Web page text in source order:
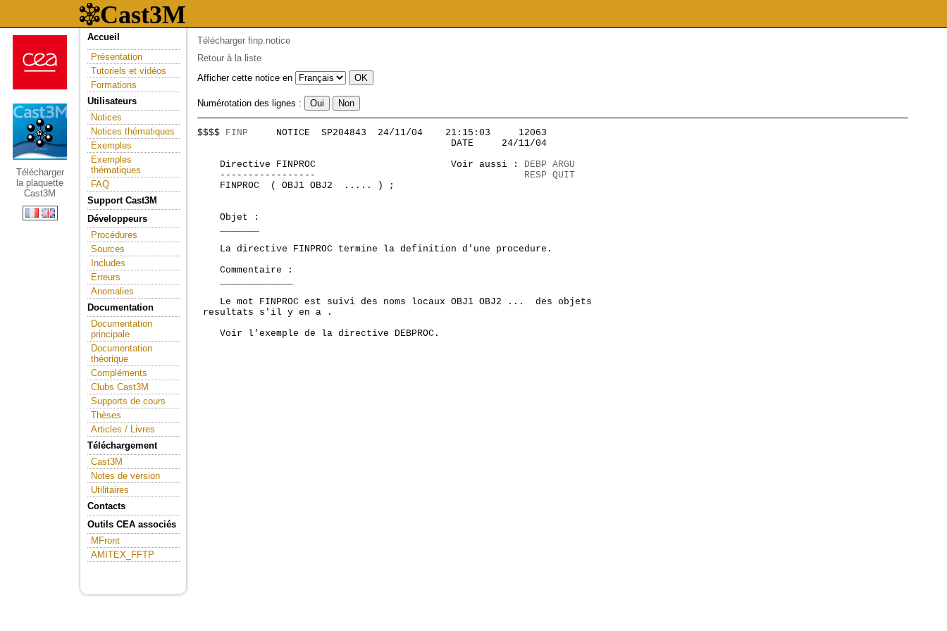
Télécharger
la plaquette
Cast3M
Accueil
Présentation
Tutoriels et vidéos
Formations
Utilisateurs
Notices
Notices thématiques
Exemples
Exemples
thématiques
FAQ
Support Cast3M
Développeurs
Procédures
Sources
Includes
Erreurs
Anomalies
Documentation
Documentation
principale
Documentation
théorique
Compléments
Clubs Cast3M
Supports de cours
Thèses
Articles / Livres
Téléchargement
Cast3M
Notes de version
Utilitaires
Contacts
Outils CEA associés
MFront
AMITEX_FFTP
Télécharger finp.notice
Retour à la liste
Afficher cette notice en
Numérotation des lignes :
$$$$ FINP
     NOTICE  SP204843  24/11/04    21:15:03     12063
                                             DATE     24/11/04
    Directive FINPROC                        Voir aussi :
DEBP ARGU
    -----------------
RESP QUIT
    FINPROC  ( OBJ1 OBJ2  ..... ) ;
    Objet :
    La directive FINPROC termine la definition d'une procedure.
    Commentaire :
    Le mot FINPROC est suivi des noms locaux OBJ1 OBJ2 ...  des objets
resultats s'il y en a .
    Voir l'exemple de la directive DEBPROC.